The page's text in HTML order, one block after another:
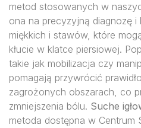
metod stosowanych w
ona na precyzyjną diagnozę
miękkich i stawów, które
kłucie w klatce piersiowej.
takie jak mobilizacja czy
pomagają przywrócić
zagrożonych obszarach, co
zmniejszenia bólu. Suche
metoda dostępna w Centrum